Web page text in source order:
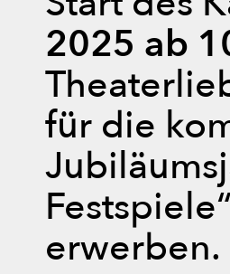
2025 ab
für die
erwerben.